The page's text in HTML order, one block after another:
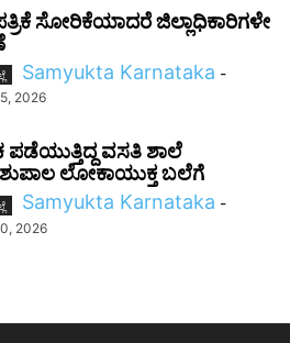
ಸೋರಿಕೆಯಾದರೆ ಜಿಲ್ಲಾಧಿಕಾರಿಗಳೇ
Samyukta Karnataka -
2026
ಪಡೆಯುತ್ತಿದ್ದ ವಸತಿ ಶಾಲೆ
ಲೋಕಾಯುಕ್ತ ಬಲೆಗೆ
Samyukta Karnataka -
2026